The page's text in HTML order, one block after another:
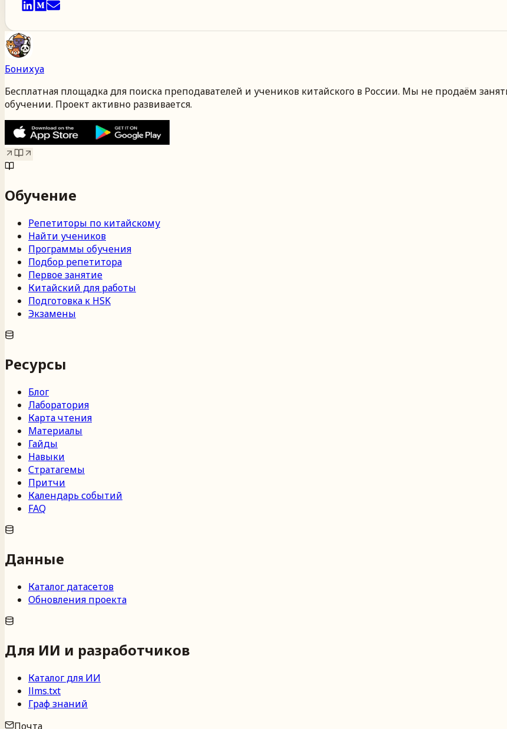
Бонихуа
Бесплатная площадка для поиска преподавателей и учеников китайского в России. Мы не продаём
обучении. Проект активно развивается.
Обучение
Репетиторы по китайскому
Найти учеников
Программы обучения
Подбор репетитора
Первое занятие
Китайский для работы
Подготовка к HSK
Экзамены
Ресурсы
Блог
Лаборатория
Карта чтения
Материалы
Гайды
Навыки
Стратагемы
Притчи
Календарь событий
FAQ
Данные
Каталог датасетов
Обновления проекта
Для ИИ и разработчиков
Каталог для ИИ
llms.txt
Граф знаний
Почта